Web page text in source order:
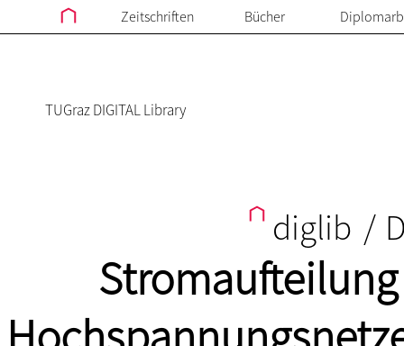
Zeitschriften Bücher
TUGraz DIGITAL Library
diglib /